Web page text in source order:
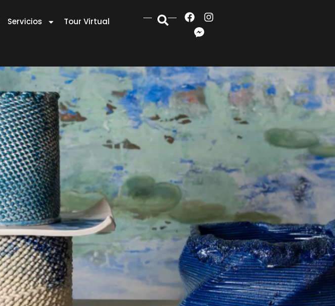
Servicios Tour Virtual